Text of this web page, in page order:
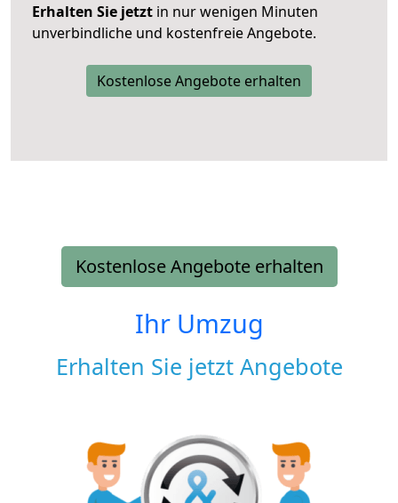
Erhalten Sie jetzt in nur wenigen Minuten
unverbindliche und kostenfreie Angebote.
Kostenlose Angebote erhalten
Kostenlose Angebote erhalten
Ihr Umzug
Erhalten Sie jetzt Angebote